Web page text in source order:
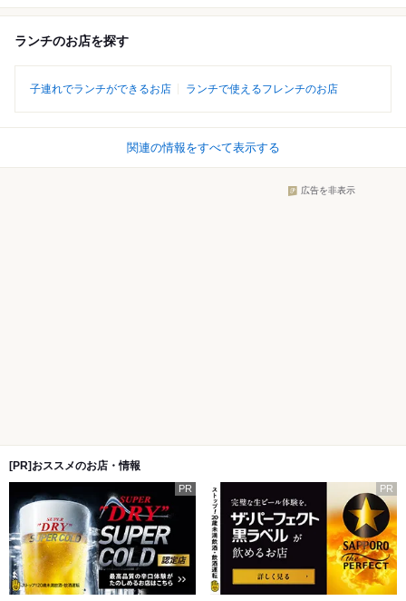
ランチのお店を探す
子連れでランチができるお店 ランチで使えるフレンチのお店
関連の情報をすべて表示する
広告を非表示
[PR]おススメのお店・情報
PR PR